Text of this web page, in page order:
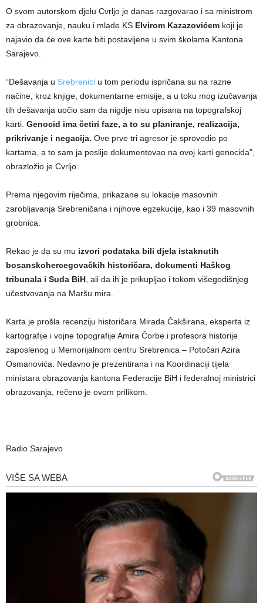
O svom autorskom djelu Cvrljo je danas razgovarao i sa ministrom
za obrazovanje, nauku i mlade KS Elvirom Kazazovićem koji je
najavio da će ove karte biti postavljene u svim školama Kantona
Sarajevo.
“Dešavanja u Srebrenici u tom periodu ispričana su na razne
načine, kroz knjige, dokumentarne emisije, a u toku mog izučavanja
tih dešavanja uočio sam da nigdje nisu opisana na topografskoj
karti. Genocid ima četiri faze, a to su planiranje, realizacija,
prikrivanje i negacija. Ove prve tri agresor je sprovodio po
kartama, a to sam ja poslije dokumentovao na ovoj karti genocida”,
obrazložio je Cvrljo.
Prema njegovim riječima, prikazane su lokacije masovnih
zarobljavanja Srebreničana i njihove egzekucije, kao i 39 masovnih
grobnica.
Rekao je da su mu izvori podataka bili djela istaknutih
bosanskohercegovačkih historičara, dokumenti Haškog
tribunala i Suda BiH , ali da ih je prikupljao i tokom višegodišnjeg
učestvovanja na Maršu mira.
Karta je prošla recenziju historičara Mirada Čakširana, eksperta iz
kartografije i vojne topografije Amira Čorbe i profesora historije
zaposlenog u Memorijalnom centru Srebrenica – Potočari Azira
Osmanovića. Nedavno je prezentirana i na Koordinaciji tijela
ministara obrazovanja kantona Federacije BiH i federalnoj ministrici
obrazovanja, rečeno je ovom prilikom.
Radio Sarajevo